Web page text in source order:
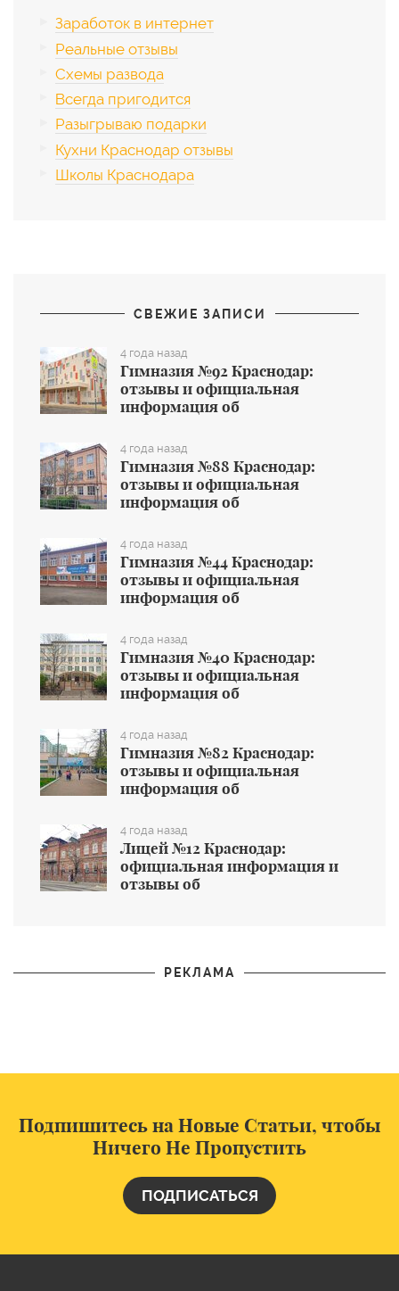
Заработок в интернет
Реальные отзывы
Схемы развода
Всегда пригодится
Разыгрываю подарки
Кухни Краснодар отзывы
Школы Краснодара
СВЕЖИЕ ЗАПИСИ
4 года назад
Гимназия №92 Краснодар:
отзывы и официальная
информация об
4 года назад
Гимназия №88 Краснодар:
отзывы и официальная
информация об
4 года назад
Гимназия №44 Краснодар:
отзывы и официальная
информация об
4 года назад
Гимназия №40 Краснодар:
отзывы и официальная
информация об
4 года назад
Гимназия №82 Краснодар:
отзывы и официальная
информация об
4 года назад
Лицей №12 Краснодар:
официальная информация и
отзывы об
РЕКЛАМА
Подпишитесь на Новые Статьи, чтобы
Ничего Не Пропустить
ПОДПИСАТЬСЯ